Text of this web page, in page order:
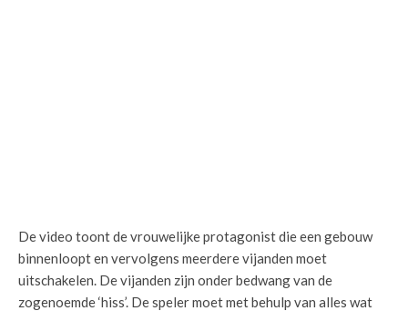
De video toont de vrouwelijke protagonist die een gebouw
binnenloopt en vervolgens meerdere vijanden moet
uitschakelen. De vijanden zijn onder bedwang van de
zogenoemde ‘hiss’. De speler moet met behulp van alles wat